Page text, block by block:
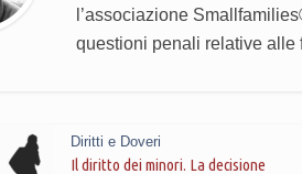
l’associazione
questioni penali relative alle
Diritti e Doveri
Il diritto dei minori. La decisione